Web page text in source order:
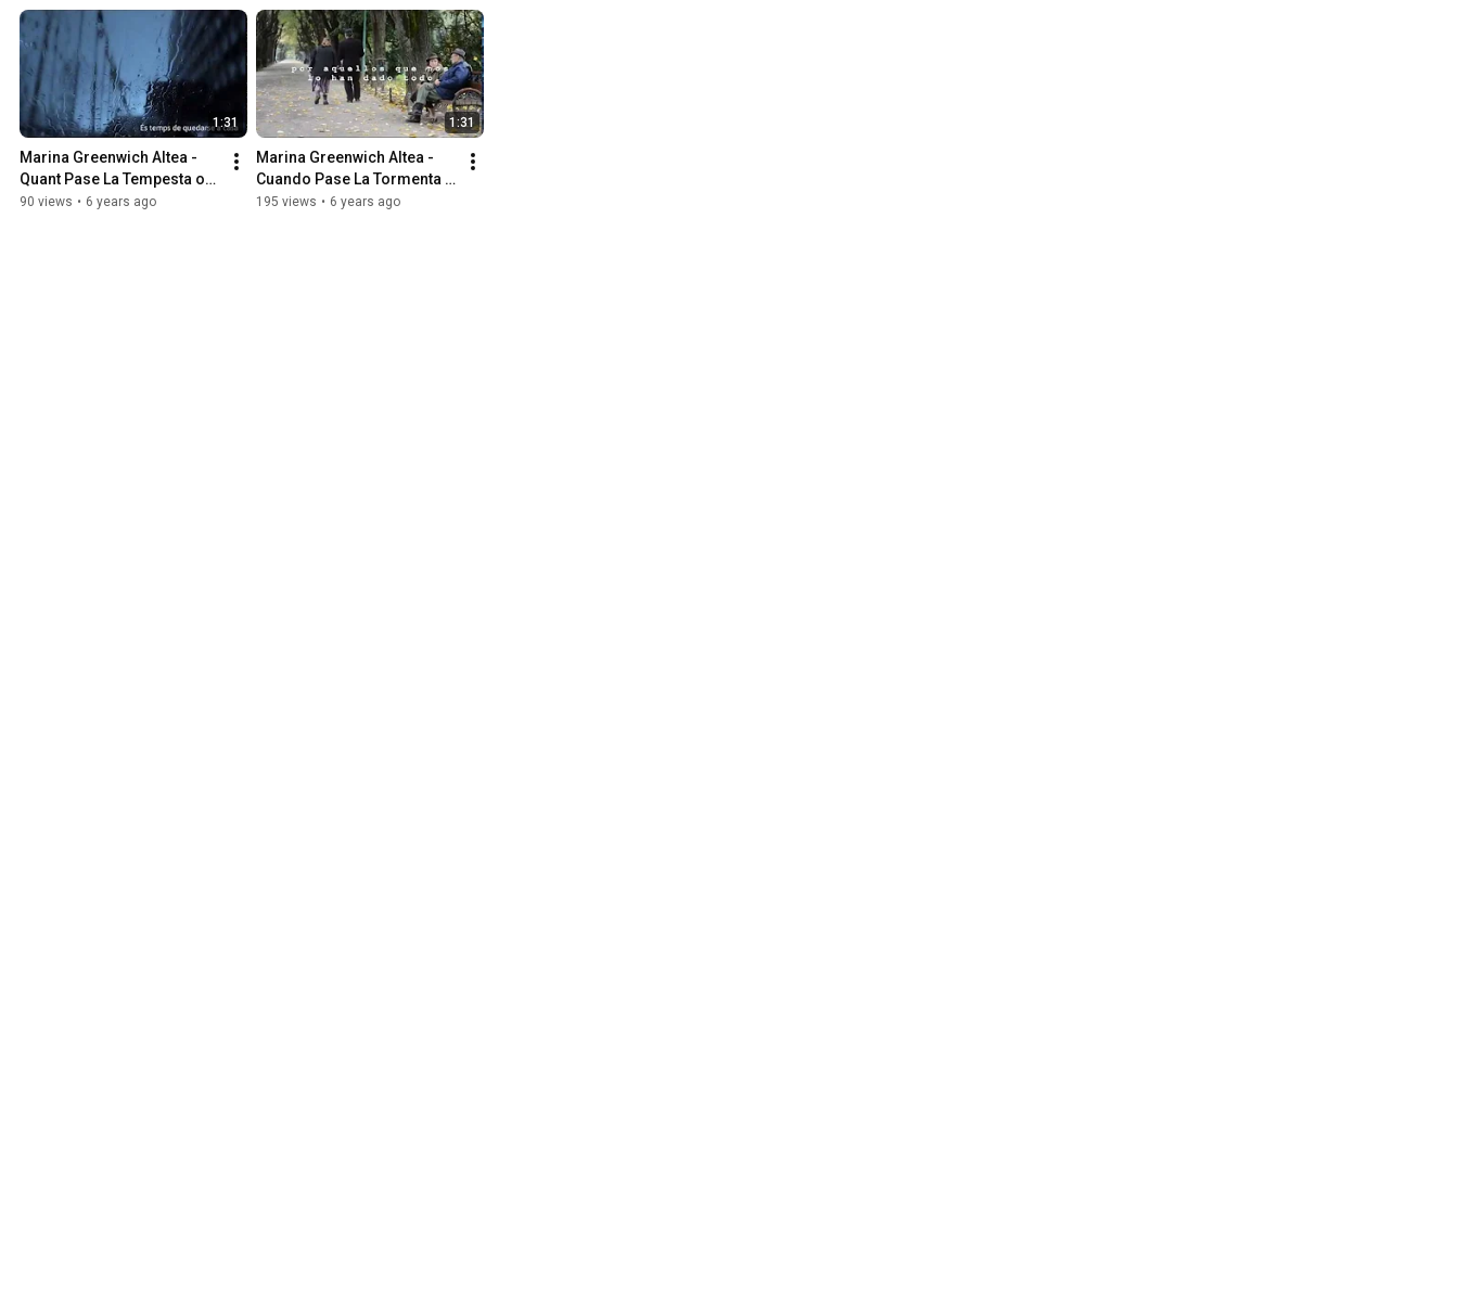
1:31
Marina Greenwich Altea -
Quant Pase La Tempesta os
estarem esperant
90 views • 6 years ago
1:31
Marina Greenwich Altea -
Cuando Pase La Tormenta
os estaremos Esperando
195 views • 6 years ago